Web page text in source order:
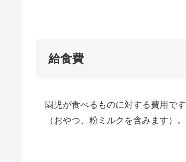
給食費
園児が食べるものに対する費用です
（おやつ、粉ミルクを含みます）。